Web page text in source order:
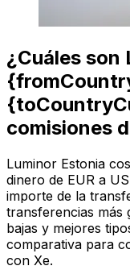
¿Cuáles son
comisiones
Luminor Estonia
dinero de EUR a
importe de la
transferencias más
bajas y mejores
comparativa para
con Xe.